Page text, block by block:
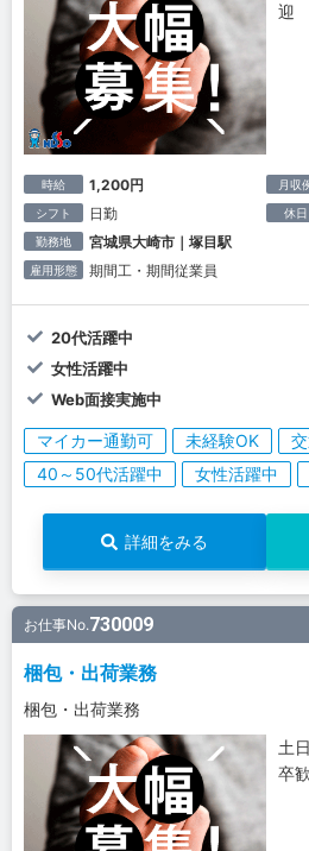
迎
時給 1,200円 月収
シフト 日勤 休日
勤務地 宮城県大崎市｜塚目駅
雇用形態 期間工・期間従業員
20代活躍中
女性活躍中
Web面接実施中
マイカー通勤可 未経験OK
40～50代活躍中
女性活躍中
詳細をみる
お仕事No.730009
梱包・出荷業務
梱包・出荷業務
土
卒